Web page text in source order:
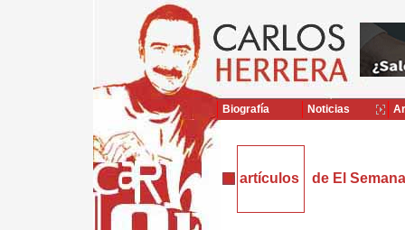
artículos de El
Biografía Noticias